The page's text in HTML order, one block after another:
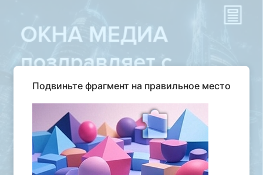
Подвиньте фрагмент на правильное место